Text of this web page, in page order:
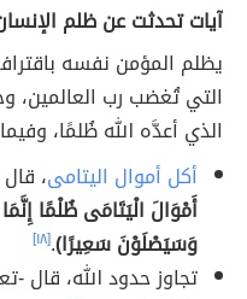
آيات تحدثت عن ظلم
يظلم المؤمن نفسه
التي تُغضب رب العالمين،
الذي أعدَّه الله ظُلمًا،
أكل أموال اليتامى،
أَمْوَالَ الْيَتَامَى ظُلْمًا
وَسَيَصْلَوْنَ سَعِيرًا).[١٨]
تجاوز حدود الله، قال -